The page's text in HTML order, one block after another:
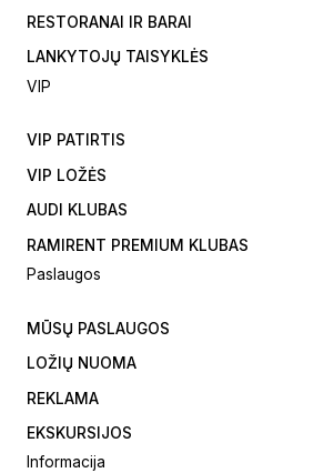
RESTORANAI IR BARAI
LANKYTOJŲ TAISYKLĖS
VIP
VIP PATIRTIS
VIP LOŽĖS
AUDI KLUBAS
RAMIRENT PREMIUM KLUBAS
Paslaugos
MŪSŲ PASLAUGOS
LOŽIŲ NUOMA
REKLAMA
EKSKURSIJOS
Informacija